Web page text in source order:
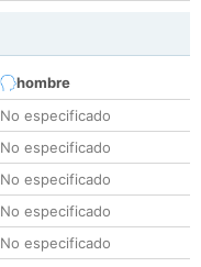
hombre
No especificado
No especificado
No especificado
No especificado
No especificado